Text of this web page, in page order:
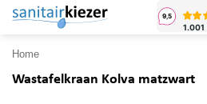
Ga
inhoud
Home
Wastafelkraan Kolva matzwart